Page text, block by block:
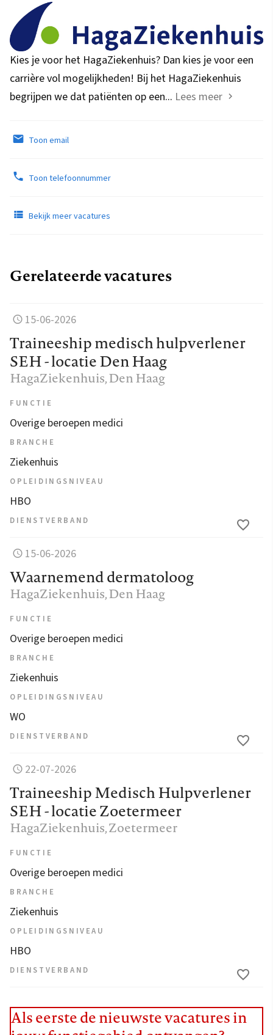
Kies je voor het HagaZiekenhuis? Dan kies je voor een
carrière vol mogelijkheden! Bij het HagaZiekenhuis
begrijpen we dat patiënten op een... Lees meer
Toon email
Toon telefoonnummer
Bekijk meer vacatures
Gerelateerde vacatures
15-06-2026
Traineeship medisch hulpverlener
SEH - locatie Den Haag
HagaZiekenhuis, Den Haag
FUNCTIE
Overige beroepen medici
BRANCHE
Ziekenhuis
OPLEIDINGSNIVEAU
HBO
DIENSTVERBAND
15-06-2026
Waarnemend dermatoloog
HagaZiekenhuis, Den Haag
FUNCTIE
Overige beroepen medici
BRANCHE
Ziekenhuis
OPLEIDINGSNIVEAU
WO
DIENSTVERBAND
22-07-2026
Traineeship Medisch Hulpverlener
SEH - locatie Zoetermeer
HagaZiekenhuis, Zoetermeer
FUNCTIE
Overige beroepen medici
BRANCHE
Ziekenhuis
OPLEIDINGSNIVEAU
HBO
DIENSTVERBAND
Als eerste de nieuwste vacatures in